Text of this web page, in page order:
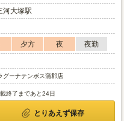
河大塚駅
夕方 夜
夜勤
グーナテンボス蒲郡店
終了まであと24日
とりあえず保存